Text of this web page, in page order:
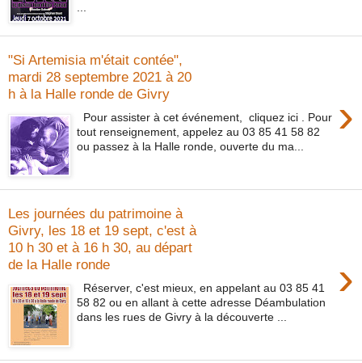
"Si Artemisia m'était contée",
mardi 28 septembre 2021 à 20
h à la Halle ronde de Givry
›
Pour assister à cet événement, cliquez ici . Pour
tout renseignement, appelez au 03 85 41 58 82
ou passez à la Halle ronde, ouverte du ma...
Les journées du patrimoine à
Givry, les 18 et 19 sept, c'est à
10 h 30 et à 16 h 30, au départ
de la Halle ronde
›
Réserver, c'est mieux, en appelant au 03 85 41
58 82 ou en allant à cette adresse Déambulation
dans les rues de Givry à la découverte ...